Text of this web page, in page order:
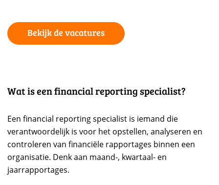
Bekijk de vacatures
Wat is een financial reporting specialist?
Een financial reporting specialist is iemand die
verantwoordelijk is voor het opstellen, analyseren en
controleren van financiële rapportages binnen een
organisatie. Denk aan maand-, kwartaal- en
jaarrapportages.